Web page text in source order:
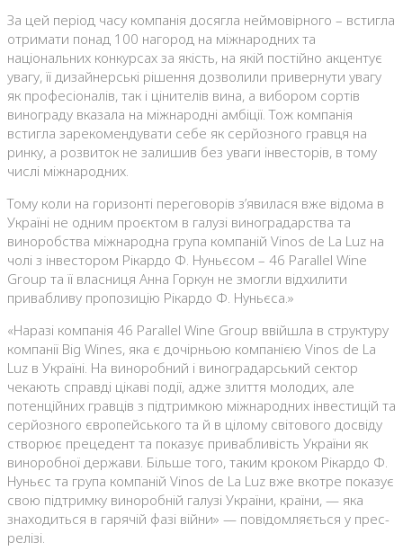
За цей період часу компанія досягла неймовірного – встигла
отримати понад 100 нагород на міжнародних та
національних конкурсах за якість, на якій постійно акцентує
увагу, її дизайнерські рішення дозволили привернути увагу
як професіоналів, так і цінителів вина, а вибором сортів
винограду вказала на міжнародні амбіції. Тож компанія
встигла зарекомендувати себе як серйозного гравця на
ринку, а розвиток не залишив без уваги інвесторів, в тому
числі міжнародних.
Тому коли на горизонті переговорів з’явилася вже відома в
Україні не одним проєктом в галузі виноградарства та
виноробства міжнародна група компаній Vinos de La Luz на
чолі з інвестором Рікардо Ф. Нуньєсом – 46 Parallel Wine
Group та її власниця Анна Горкун не змогли відхилити
привабливу пропозицію Рікардо Ф. Нуньєса.»
«Наразі компанія 46 Parallel Wine Group ввійшла в структуру
компанії Big Wines, яка є дочірньою компанією Vinos de La
Luz в Україні. На виноробний і виноградарський сектор
чекають справді цікаві події, адже злиття молодих, але
потенційних гравців з підтримкою міжнародних інвестицій та
серйозного європейського та й в цілому світового досвіду
створює прецедент та показує привабливість України як
виноробної держави. Більше того, таким кроком Рікардо Ф.
Нуньєс та група компаній Vinos de La Luz вже вкотре показує
свою підтримку виноробній галузі України, країни, — яка
знаходиться в гарячій фазі війни» — повідомляється у прес-
релізі.